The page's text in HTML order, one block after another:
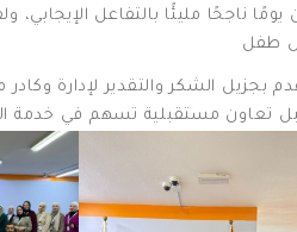
يومًا ناجحًا مليئًا بالتفاعل
طفل
بجزيل الشكر والتقدير لإدارة
تعاون مستقبلية تسهم في خدمة